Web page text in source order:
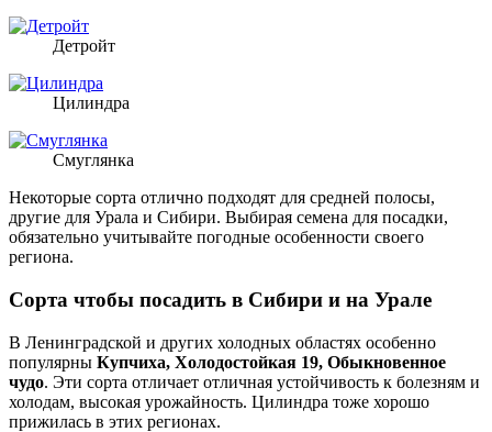
Детройт
Цилиндра
Смуглянка
Некоторые сорта отлично подходят для средней полосы,
другие для Урала и Сибири. Выбирая семена для посадки,
обязательно учитывайте погодные особенности своего
региона.
Сорта чтобы посадить в Сибири и на Урале
В Ленинградской и других холодных областях особенно
популярны Купчиха, Холодостойкая 19, Обыкновенное
чудо. Эти сорта отличает отличная устойчивость к болезням и
холодам, высокая урожайность. Цилиндра тоже хорошо
прижилась в этих регионах.